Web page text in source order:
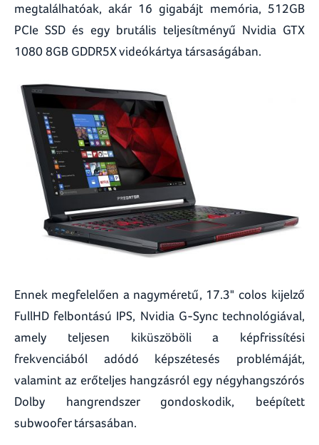
megtalálhatóak, akár 16 gigabájt memória, 512GB
PCIe SSD és egy brutális teljesítményű Nvidia GTX
1080 8GB GDDR5X videókártya társaságában.
Ennek megfelelően a nagyméretű, 17.3" colos kijelző
FullHD felbontású IPS, Nvidia G-Sync technológiával,
amely teljesen kiküszöböli a képfrissítési
frekvenciából adódó képszétesés problémáját,
valamint az erőteljes hangzásról egy négyhangszórós
Dolby hangrendszer gondoskodik, beépített
subwoofer társasában.